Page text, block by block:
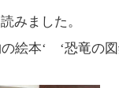
みました。
絵本‘ ‘恐竜の